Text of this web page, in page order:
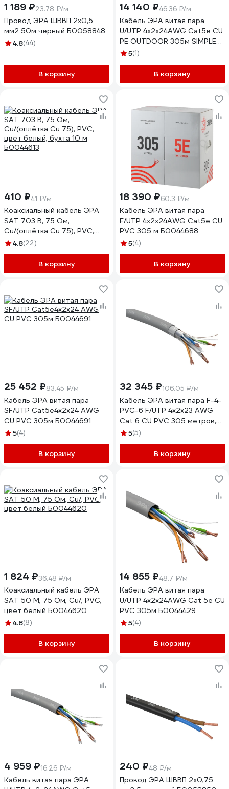
1 189 ₽23.78 ₽/м
Провод ЭРА ШВВП 2x0,5
мм2 50м черный Б0058848
4.8(44)
В корзину
14 140 ₽46.36 ₽/м
Кабель ЭРА витая пара
U/UTP 4x2x24AWG Cat5e CU
PE OUTDOOR 305м SIMPLE
Б0044427
5(1)
В корзину
410 ₽41 ₽/м
Коаксиальный кабель ЭРА
SAT 703 B, 75 Ом,
Cu/(оплётка Cu 75), PVC,
цвет белый, бухта 10 м
4.8(22)
В корзину
18 390 ₽60.3 ₽/м
Кабель ЭРА витая пара
F/UTP 4x2x24AWG Cat5e CU
PVC 305 м Б0044688
5(4)
В корзину
25 452 ₽83.45 ₽/м
Кабель ЭРА витая пара
SF/UTP Cat5e4x2x24 AWG
CU PVC 305м Б0044691
5(4)
В корзину
32 345 ₽106.05 ₽/м
Кабель ЭРА витая пара F-4-
PVC-6 F/UTP 4x2x23 AWG
Cat 6 CU PVC 305 метров,
Б0053026
5(5)
В корзину
1 824 ₽36.48 ₽/м
Коаксиальный кабель ЭРА
SAT 50 М, 75 Ом, Cu/, PVC,
цвет белый Б0044620
4.8(8)
В корзину
14 855 ₽48.7 ₽/м
Кабель ЭРА витая пара
U/UTP 4x2x24AWG Cat 5e CU
PVC 305м Б0044429
5(4)
В корзину
4 959 ₽16.26 ₽/м
Кабель витая пара ЭРА
240 ₽48 ₽/м
Провод ЭРА ШВВП 2x0,75